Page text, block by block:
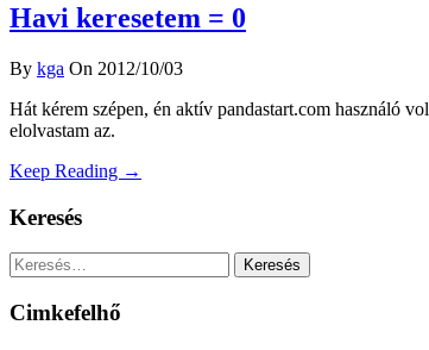
Havi keresetem = 0
By kga On 2012/10/03
Hát kérem szépen, én aktív pandastart.com használó
elolvastam az.
Keep Reading →
Keresés
Keresés:
Cimkefelhő